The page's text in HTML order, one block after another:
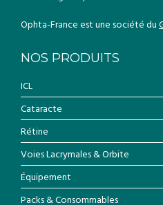
Ophta-France est une société du
NOS PRODUITS
ICL
Cataracte
Rétine
Voies Lacrymales & Orbite
Équipement
Packs & Consommables